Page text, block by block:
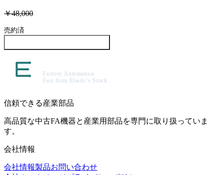
￥48,000
売約済
信頼できる産業部品
高品質な中古FA機器と産業用部品を専門に取り扱っていま
す。
会社情報
会社情報製品お問い合わせ